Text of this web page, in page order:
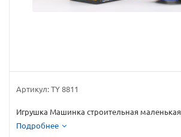
Артикул: TY 8811
Игрушка Машинка строительная маленькая
Подробнее